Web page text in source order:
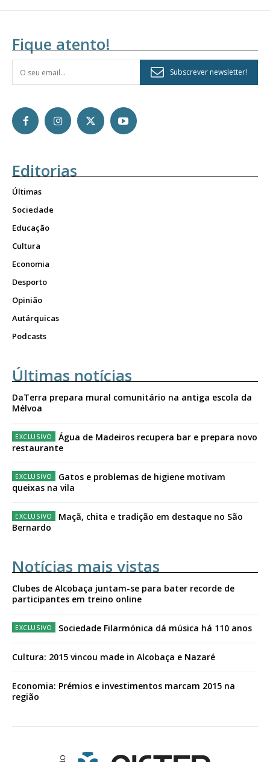
Fique atento!
Subscrever newsletter!
Editorias
Últimas
Sociedade
Educação
Cultura
Economia
Desporto
Opinião
Autárquicas
Podcasts
Últimas notícias
DaTerra prepara mural comunitário na antiga escola da
Mélvoa
Água de Madeiros recupera bar e prepara novo
restaurante
Gatos e problemas de higiene motivam
queixas na vila
Maçã, chita e tradição em destaque no São
Bernardo
Notícias mais vistas
Clubes de Alcobaça juntam-se para bater recorde de
participantes em treino online
Sociedade Filarmónica dá música há 110 anos
Cultura: 2015 vincou made in Alcobaça e Nazaré
Economia: Prémios e investimentos marcam 2015 na
região